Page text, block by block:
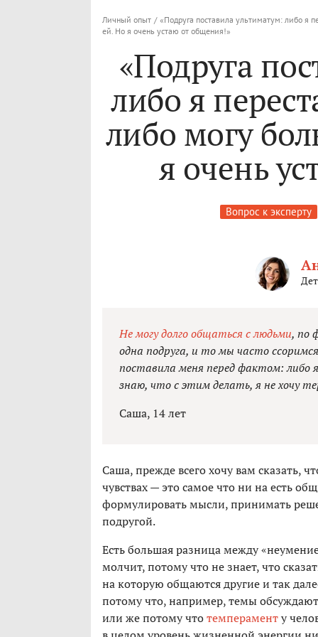
Личный опыт / «Подруга поставила ультиматум: либо я
ей. Но я очень устаю от общения!»
«Подруга
либо я
либо могу
я очень
Вопрос к эксперту
Не могу долго общаться с людьми, по
одна подруга, и то мы часто
поставила меня перед фактом: либо
знаю, что с этим делать, я не хочу
Саша, 14 лет
Саша, прежде всего хочу вам сказать,
чувствах — это самое что ни на есть
формулировать мысли, принимать
подругой.
Есть большая разница между
молчит, потому что не знает, что
на которую общаются другие и так
потому что, например, темы
или же потому чтотемпераменту